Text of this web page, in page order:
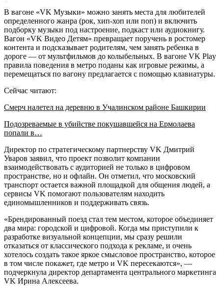
В вагоне «VK Музыки» можно занять места для любителей
определенного жанра (рок, хип-хоп или поп) и включить
подборку музыки под настроение, подкаст или аудиокнигу.
Вагон «VK Видео Детям» превращает поручень в ростомер
контента и подсказывает родителям, чем занять ребенка в
дороге — от мультфильмов до колыбельных. В вагоне VK Play
правила поведения в метро поданы как игровые режимы, а
перемещаться по вагону предлагается с помощью клавиатуры.
Сейчас читают:
Смерч налетел на деревню в Учалинском районе Башкирии
Подозреваемые в убийстве покушавшейся на Ермолаева
попали в…
Директор по стратегическому партнерству VK Дмитрий
Уваров заявил, что проект позволит компании
взаимодействовать с аудиторией не только в цифровом
пространстве, но и офлайн. Он отметил, что московский
транспорт остается важной площадкой для общения людей, а
сервисы VK помогают пользователям находить
единомышленников и поддерживать связь.
«Брендированный поезд стал тем местом, которое объединяет
два мира: городской и цифровой. Когда мы приступили к
разработке визуальной концепции, мы сразу решили
отказаться от классического подхода к рекламе, и очень
хотелось создать такое яркое смысловое пространство, которое
в том числе покажет, где метро и VK пересекаются», —
подчеркнула директор департамента центрального маркетинга
VK Ирина Алексеева.